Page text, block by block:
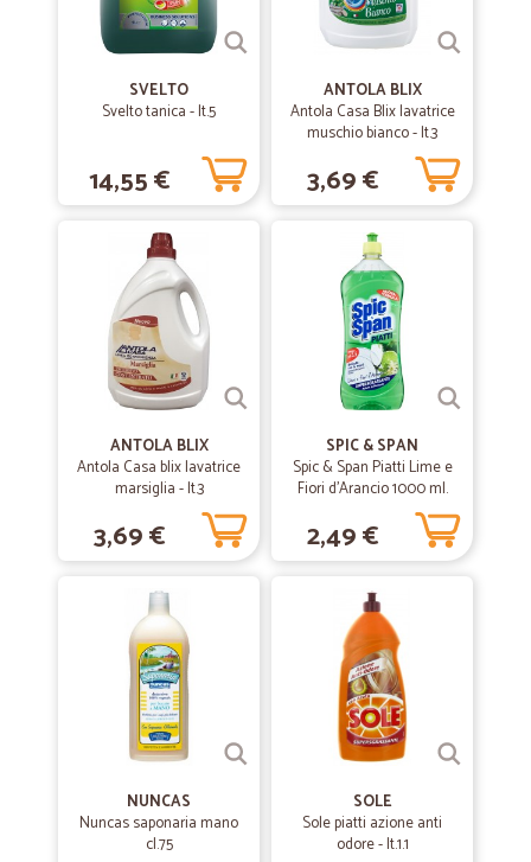
SVELTO
Svelto tanica - lt.5
14,55 €
ANTOLA BLIX
Antola Casa Blix lavatrice
muschio bianco - lt.3
3,69 €
ANTOLA BLIX
Antola Casa blix lavatrice
marsiglia - lt.3
3,69 €
SPIC & SPAN
Spic & Span Piatti Lime e
Fiori d'Arancio 1000 ml.
2,49 €
NUNCAS
Nuncas saponaria mano
cl.75
SOLE
Sole piatti azione anti
odore - lt.1.1